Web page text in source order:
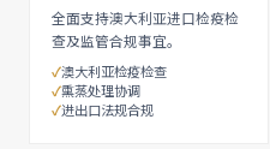
全面支持澳大利亚进口检疫检
查及监管合规事宜。
澳大利亚检疫检查
熏蒸处理协调
进出口法规合规